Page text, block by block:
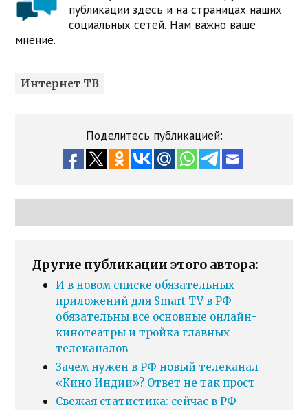
публикации здесь и на страницах наших
социальных сетей. Нам важно ваше
мнение.
Интернет ТВ
Поделитесь публикацией:
Другие публикации этого автора:
И в новом списке обязательных
приложений для Smart TV в РФ
обязательны все основные онлайн-
кинотеатры и тройка главных
телеканалов
Зачем нужен в РФ новый телеканал
«Кино Индии»? Ответ не так прост
Свежая статистика: сейчас в РФ